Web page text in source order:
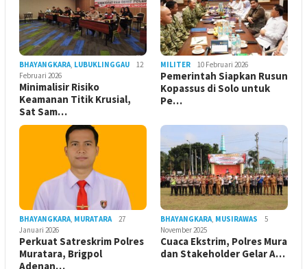
BHAYANGKARA, LUBUKLINGGAU
12
Februari 2026
Minimalisir Risiko
Keamanan Titik Krusial,
Sat Sam…
MILITER 10 Februari 2026
Pemerintah Siapkan Rusun
Kopassus di Solo untuk
Pe…
BHAYANGKARA, MURATARA
27
Januari 2026
Perkuat Satreskrim Polres
Muratara, Brigpol
Adenan…
BHAYANGKARA, MUSIRAWAS
5
November 2025
Cuaca Ekstrim, Polres Mura
dan Stakeholder Gelar A…